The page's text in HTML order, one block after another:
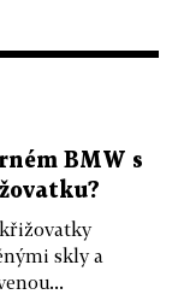
BMW s
křižovatky
skly a